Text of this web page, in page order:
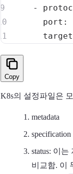
-
port :
Copy
K8s의 설정파일은
metadata
specification
status: 이
비교함. 이